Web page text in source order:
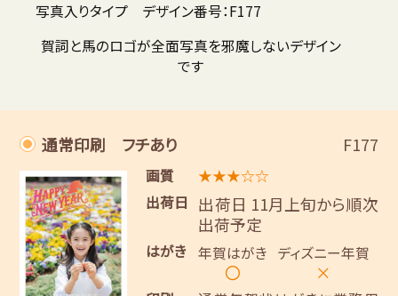
写真入りタイプ デザイン番号：F177
賀詞と馬のロゴが全面写真を邪魔しないデザイン
です
通常印刷 フチあり F177
画質
★★★☆☆
出荷日
出荷日 11月上旬から順次
出荷予定
はがき 年賀はがき
〇
ディズニー年賀
×